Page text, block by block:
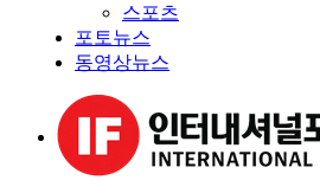
스포츠
포토뉴스
동영상뉴스